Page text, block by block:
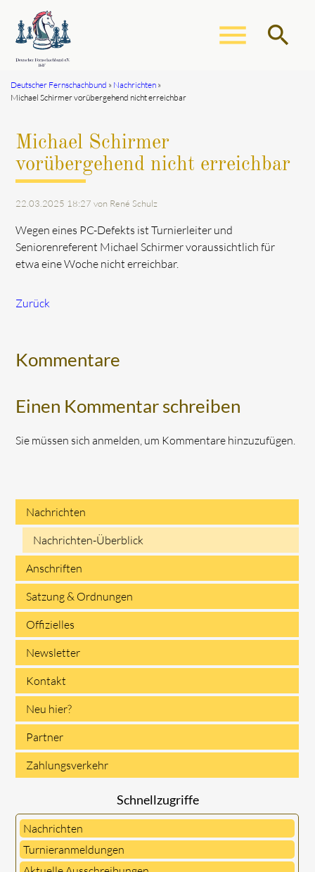
menu search
Deutscher Fernschachbund
Nachrichten
Michael Schirmer vorübergehend nicht erreichbar
Michael Schirmer
vorübergehend nicht erreichbar
22.03.2025 18:27 von René Schulz
Wegen eines PC-Defekts ist Turnierleiter und
Seniorenreferent Michael Schirmer voraussichtlich für
etwa eine Woche nicht erreichbar.
Zurück
Kommentare
Einen Kommentar schreiben
Sie müssen sich anmelden, um Kommentare hinzuzufügen.
Navigation
überspringen
Nachrichten
Nachrichten-Überblick
Anschriften
Satzung & Ordnungen
Offizielles
Newsletter
Kontakt
Neu hier?
Partner
Zahlungsverkehr
Schnellzugriffe
Nachrichten
Turnieranmeldungen